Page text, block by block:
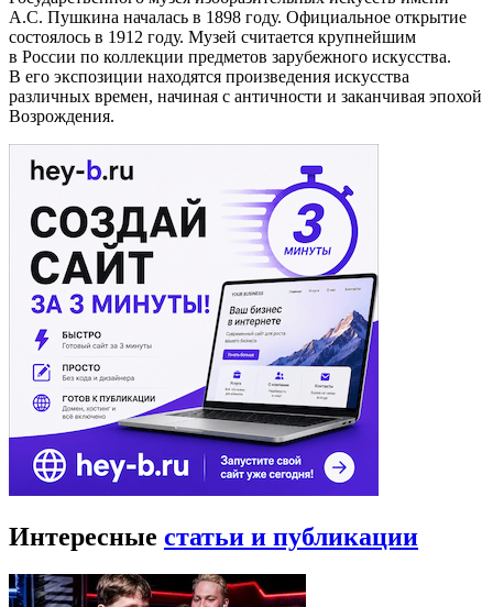
А.С. Пушкина началась в 1898 году. Официальное открытие
состоялось в 1912 году. Музей считается крупнейшим
в России по коллекции предметов зарубежного искусства.
В его экспозиции находятся произведения искусства
различных времен, начиная с античности и заканчивая эпохой
Возрождения.
Интересные статьи и публикации